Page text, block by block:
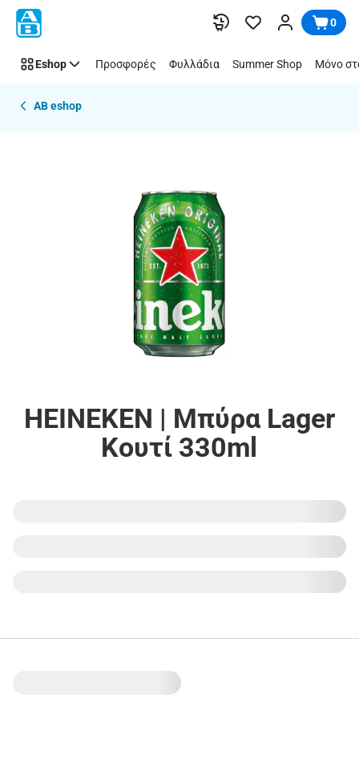
Παράλειψη 0
Eshop Προσφορές Φυλλάδια Summer Shop Μόνο
AB eshop
HEINEKEN | Μπύρα Lager
Κουτί 330ml